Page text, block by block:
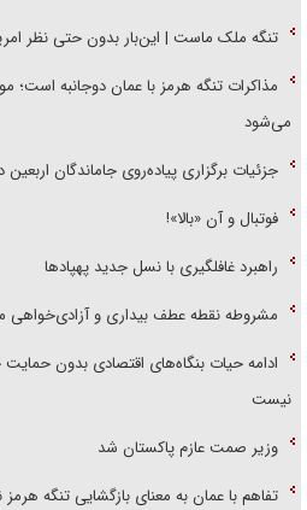
تنگه ملک ماست | این‌بار بدون حتی نظر
مذاکرات تنگه هرمز با عمان دوجانبه است؛
می‌شود
جزئیات برگزاری پیاده‌روی جاماندگان اربعین
فوتبال و آن «بالا»!
راهبرد غافلگیری با نسل جدید پهپاد‌ها
مشروطه نقطه عطف بیداری و آزادی‌خواهی
ادامه حیات بنگاه‌های اقتصادی بدون
نیست
وزیر صمت عازم پاکستان شد
تفاهم با عمان به معنای بازگشایی تنگه